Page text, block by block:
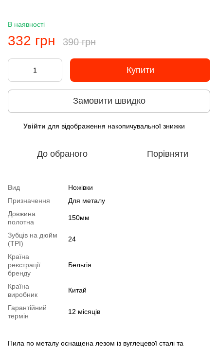
В наявності
332 грн 390 грн
Купити
Замовити швидко
Увійти для відображення накопичувальної знижки
До обраного Порівняти
Вид
Ножівки
Призначення
Для металу
Довжина
полотна
150мм
Зубців на дюйм
(TPI)
24
Країна
реєстрації
бренду
Бельгія
Країна
виробник
Китай
Гарантійний
термін
12 місяців
Пила по металу оснащена лезом із вуглецевої сталі та